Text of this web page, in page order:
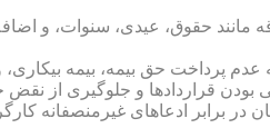
مانند حقوق، عیدی، سنوات، و
پرداخت حق بیمه، بیمه
بودن قراردادها و جلوگیری از
در برابر ادعاهای غیرمنصفانه